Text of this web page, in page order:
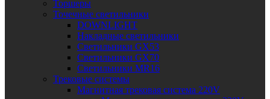
Торшеры
Точечные светильники
DOWNLIGHT
Накладные светильники
Светильники GX53
Светильники GX70
Светильники MR16
Трековые системы
Магнитная трековая система 220V